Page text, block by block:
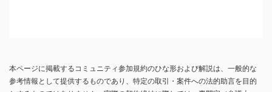
本ページに掲載するコミュニティ参加規約のひな形および解説は、一般的な
参考情報として提供するものであり、特定の取引・案件への法的助言を目的